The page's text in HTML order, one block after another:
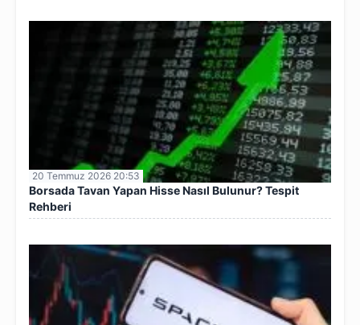
20 Temmuz 2026 20:53
Borsada Tavan Yapan Hisse Nasıl Bulunur? Tespit
Rehberi